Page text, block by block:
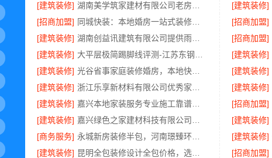
[建筑装修]
[建筑装修]
[招商加盟]
[招商加盟]
[建筑装修]
[招商加盟]
[建筑装修]
[建筑装修]
[建筑装修]
[建筑装修]
[建筑装修]
[建筑装修]
[建筑装修]
[招商加盟]
[建筑装修]
[建筑装修]
[商务服务]
[建筑装修]
[建筑装修]
[招商加盟]